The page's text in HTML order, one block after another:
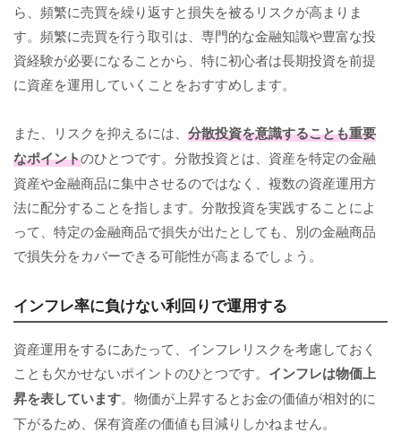
ら、頻繁に売買を繰り返すと損失を被るリスクが高まりま
す。頻繁に売買を行う取引は、専門的な金融知識や豊富な投
資経験が必要になることから、特に初心者は長期投資を前提
に資産を運用していくことをおすすめします。
また、リスクを抑えるには、 分散投資を意識することも重要
なポイントのひとつです。分散投資とは、資産を特定の金融
資産や金融商品に集中させるのではなく、複数の資産運用方
法に配分することを指します。分散投資を実践することによ
って、特定の金融商品で損失が出たとしても、別の金融商品
で損失分をカバーできる可能性が高まるでしょう。
インフレ率に負けない利回りで運用する
資産運用をするにあたって、インフレリスクを考慮しておく
ことも欠かせないポイントのひとつです。 インフレは物価上
昇を表しています。物価が上昇するとお金の価値が相対的に
下がるため、保有資産の価値も目減りしかねません。